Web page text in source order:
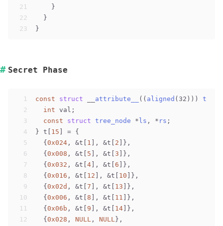
21
22
23
    }
  }
}
Secret Phase
1
2
3
4
5
6
7
8
9
10
11
12
const struct attribute__ (( aligned (32)))
int val;
const
struct tree_node * ls , * rs ;
} t[ 15 ] = {
  {
0x024 , &t[ 1 ], &t[ 2 ]},
  {
0x008 , &t[ 5 ], &t[ 3 ]},
  {
0x032 , &t[ 4 ], &t[ 6 ]},
  {
0x016 , &t[ 12 ], &t[ 10 ]},
  {
0x02d , &t[ 7 ], &t[ 13 ]},
  {
0x006 , &t[ 8 ], &t[ 11 ]},
  {
0x06b , &t[ 9 ], &t[ 14 ]},
  {
0x028 , NULL , NULL },